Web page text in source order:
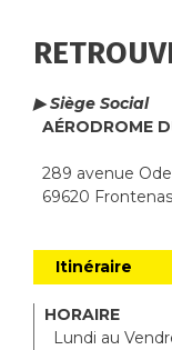
▶ Siège Social
AÉRODROME
289 avenue
69620
Itinéraire
HORAIRE
Lundi au